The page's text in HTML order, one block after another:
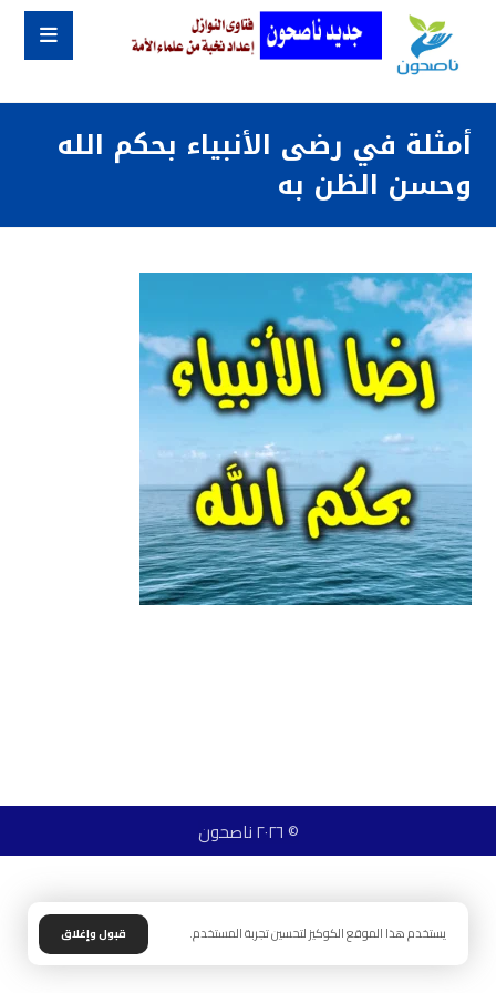
أمثلة في رضى الأنبياء بحكم الله
وحسن الظن به
© ٢٠٢٦ ناصحون
يستخدم هذا الموقع الكوكيز لتحسين تجربة المستخدم. قبول وإغلاق